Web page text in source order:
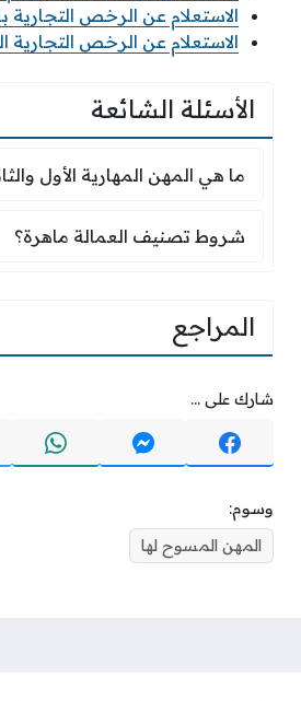
الاستعلام عن الرخص التجارية
الاستعلام عن الرخص التجارية
الأسئلة الشائعة
ما هي المهن المهارية الأول
ما هي المهن المهارية الأول
شروط تصنيف العمالة ماهرة؟
شروط تصنيف العمالة ماهرة؟
المراجع
شارك على ...
وسوم:
المهن المسوح لها